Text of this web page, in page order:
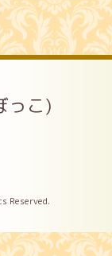
っこ)
Reserved.